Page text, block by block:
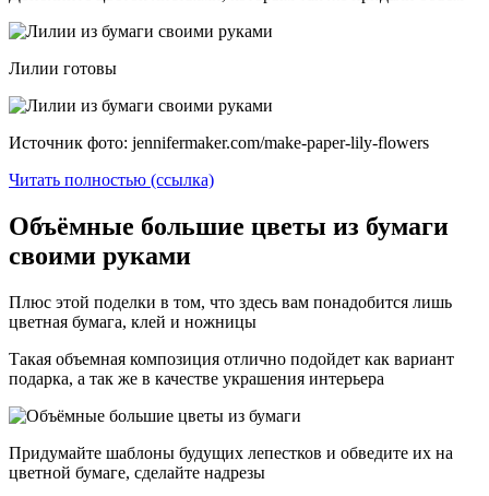
Лилии готовы
Источник фото: jennifermaker.com/make-paper-lily-flowers
Читать полностью (ссылка)
Объёмные большие цветы из бумаги
своими руками
Плюс этой поделки в том, что здесь вам понадобится лишь
цветная бумага, клей и ножницы
Такая объемная композиция отлично подойдет как вариант
подарка, а так же в качестве украшения интерьера
Придумайте шаблоны будущих лепестков и обведите их на
цветной бумаге, сделайте надрезы